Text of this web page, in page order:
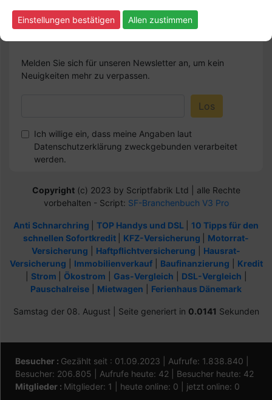
Melden Sie sich für unseren Newsletter an, um kein
Neuigkeiten mehr zu verpassen.
Ich willige ein, dass meine Angaben laut
Datenschutzerklärung zweckgebunden verarbeitet
werden.
Copyright(c) 2023 by Scriptfabrik Ltd | alle Rechte
vorbehalten - Script: SF-Branchenbuch V3 Pro
Anti Schnarchring TOP Handys und DSL
10 Tipps für den
schnellen Sofortkredit
KFZ-Versicherung
Motorrat-
Versicherung
Haftpflichtversicherung
Hausrat-
Versicherung
Immobilienverkauf| Baufinanzierung
Kredit
Strom Ökostrom Gas-Vergleich DSL-Vergleich
Pauschalreise
Mietwagen Ferienhaus Dänemark
Samstag der 08. August | Seite generiert in 0.0141 Sekunden
Besucher : Gezählt seit : 01.09.2023 | Aufrufe: 1.838.840 |
Besucher: 206.805 | Aufrufe heute: 42 | Besucher heute: 42
Mitglieder : Mitglieder: 1 | heute online: 0 | jetzt online: 0
Einstellungen bestätigen Allen zustimmen